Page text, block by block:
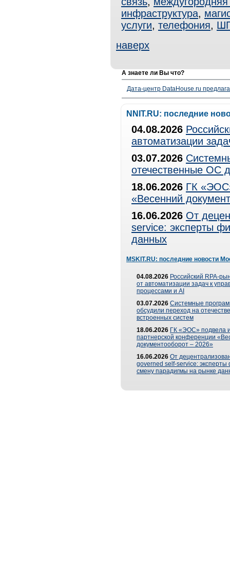
инфраструктура,
услуги, телефония,
наверх
А знаете ли Вы что?
Дата-центр DataHouse.ru
NNIT.RU: последние
04.08.2026
автоматизации
03.07.2026
отечественные ОС
18.06.2026 ГК
«Весенний
16.06.2026 От
service: эксперты
данных
MSKIT.RU: последние новости
04.08.2026 Российский RPA-
от автоматизации задач к
процессами и AI
03.07.2026 Системные
обсудили переход на
встроенных систем
18.06.2026 ГК «ЭОС» подвела
партнерской конференции
документооборот – 2026»
16.06.2026 От
governed self-service: эксперты
смену парадигмы на рынке